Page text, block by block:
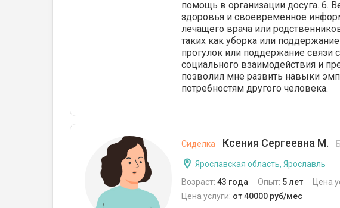
помощь в организации досуга. 6.
здоровья и своевременное
лечащего врача или
таких как уборка или
прогулок или поддержание
социального взаимодействия и
позволил мне развить навыки
потребностям другого человека.
Сиделка Ксения Сергеевна М.
Ярославская область, Ярославль
Возраст: 43 года Опыт: 5 лет Цена
Цена услуги: от 40000 руб/мес